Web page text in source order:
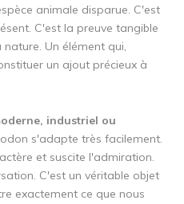
animale disparue. C'est
C'est la preuve tangible
nature. Un élément qui,
un ajout précieux à
industriel ou
s'adapte très facilement.
et suscite l'admiration.
C'est un véritable objet
exactement ce que nous